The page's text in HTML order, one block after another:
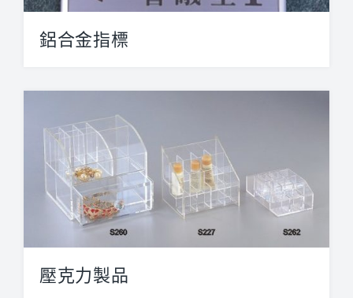
鋁合金指標
壓克力製品